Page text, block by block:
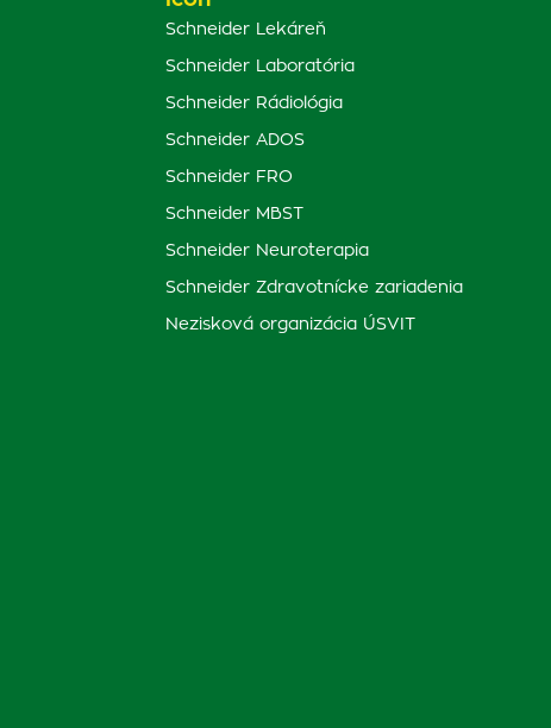
Schneider Lekáreň
Schneider Laboratória
Schneider Rádiológia
Schneider ADOS
Schneider FRO
Schneider MBST
Schneider Neuroterapia
Schneider Zdravotnícke zariadenia
Nezisková organizácia ÚSVIT